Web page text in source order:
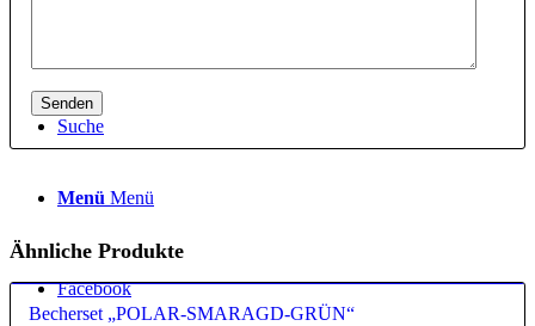
Suche
Menü Menü
Facebook
Ähnliche Produkte
Becherset „POLAR-SMARAGD-GRÜN“